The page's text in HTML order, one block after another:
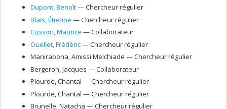
Dupont, Benoît— Chercheur régulier
Blais, Étienne — Chercheur régulier
Cusson, Maurice — Collaborateur
Ouellet, Frédéric— Chercheur régulier
Manirabona, Amissi Melchiade — Chercheur régulier
Bergeron, Jacques — Collaborateur
Plourde, Chantal — Chercheur régulier
Plourde, Chantal — Chercheur régulier
Brunelle, Natacha — Chercheur régulier